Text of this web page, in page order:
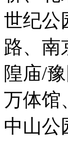
世纪公
路、南
隍庙/
万体馆
中山公